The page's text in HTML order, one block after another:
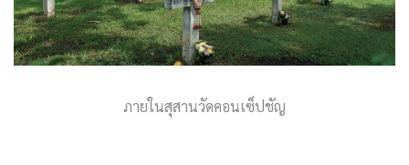
ภายในสุสานวัดคอนเซ็ปชัญ